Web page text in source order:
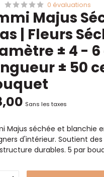
0 évaluations
Majus
| Fleurs
± 4 -
± 50
Sans les taxes
Majus séchée et blanchie
d'intérieur. Soutient
durables. 5 par